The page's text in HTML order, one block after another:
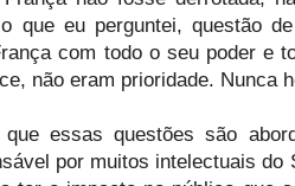
que eu perguntei, questão
com todo o seu poder e
não eram prioridade. Nunca
que essas questões são
por muitos intelectuais do